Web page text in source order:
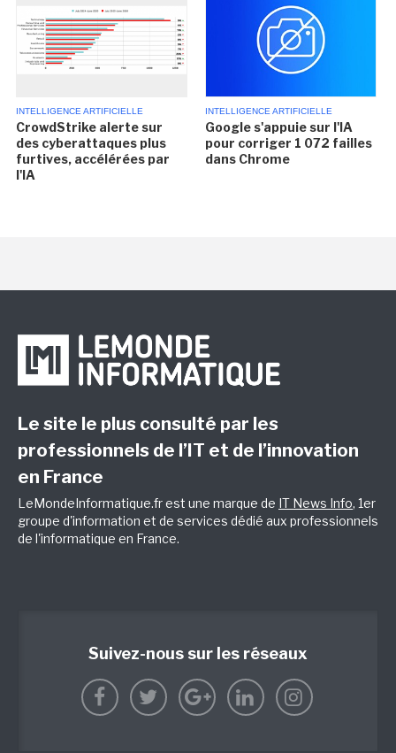
INTELLIGENCE ARTIFICIELLE
CrowdStrike alerte sur
des cyberattaques plus
furtives, accélérées par
l'IA
INTELLIGENCE ARTIFICIELLE
Google s'appuie sur l'IA
pour corriger 1 072 failles
dans Chrome
Le site le plus consulté par les
professionnels de l’IT et de l’innovation
en France
LeMondeInformatique.fr est une marque de IT News Info, 1er
groupe d'information et de services dédié aux professionnels
de l'informatique en France.
Suivez-nous sur les réseaux